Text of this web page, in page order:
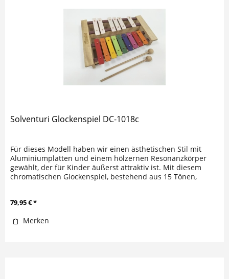
Solventuri Glockenspiel DC-1018c
Für dieses Modell haben wir einen ästhetischen Stil mit
Aluminiumplatten und einem hölzernen Resonanzkörper
gewählt, der für Kinder äußerst attraktiv ist. Mit diesem
chromatischen Glockenspiel, bestehend aus 15 Tönen,
79,95 € *
Merken